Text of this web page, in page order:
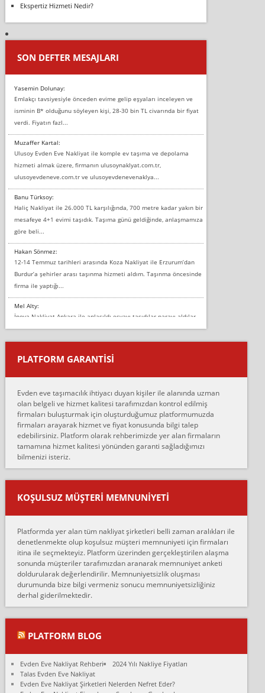
Ekspertiz Hizmeti Nedir?
SON DEFTER MESAJLARI
Yasemin Dolunay:
Emlakçı tavsiyesiyle önceden evime gelip eşyaları inceleyen ve
isminin B* olduğunu söyleyen kişi, 28-30 bin TL civarında bir fiyat
verdi. Fiyatın fazl...
Muzaffer Kartal:
Ulusoy Evden Eve Nakliyat ile komple ev taşıma ve depolama
hizmeti almak üzere, firmanın ulusoynaklyat.com.tr,
ulusoyevdeneve.com.tr ve ulusoyevdenevenaklya...
Banu Türksoy:
Haliç Nakliyat ile 26.000 TL karşılığında, 700 metre kadar yakın bir
mesafeye 4+1 evimi taşıdık. Taşıma günü geldiğinde, anlaşmamıza
göre beli...
Hakan Sönmez:
12-14 Temmuz tarihleri arasında Koza Nakliyat ile Erzurum’dan
Burdur’a şehirler arası taşınma hizmeti aldım. Taşınma öncesinde
firma ile yaptığı...
Mel Alty:
İnova Nakliyat Ankara ile anlaşıldı eşyayı taşıdılar parayı aldılar.
Salon duvarına bir baktım birisi boydan alüminyum renkli bantı
yapıştırm...
Murat:
çalıştıklarını, müş...
Ahmet:
Lüleburgaz güngünes evden eve naklyat eşyalarımı taşımak için
anlaştık sabah eve geldiklerinde de eşyalarımı düzgün şekilde
sarcaz demelerine r...
mehmet güldü:
Ankara ALİCANLAR NAKLİYAT Tutarsız ve ticari ahlak problemleri
var verdikleri fiyat teklifini arttırdılar. Sonrasında taşıma gününde
oldukça tutarsı...
Ankara Alicanlar naklyat tel 5465524025. 2600 TL'ye ankaradan
Konya ya Alicanlar naklyat la anlaştık bu şahıs evin taşınacağı gün
fiyatın mazoto gele...
Fatih kokmese:
Diyarbakır dan eşyamı getirtmek için anlaştım sözleşme yaptım.
Son anda fiyat artırdılar.. mecburiyetten tasittim.. bu kişiler ağrılı
Ali:
olduk. Asansörlü dediler sonra uraya asansör kurulmaz dediler
fark istediler. ortada asa...
Nimet:
PLATFORM GARANTİSİ
Evden eve taşımacılık ihtiyacı duyan kişiler ile alanında uzman
olan belgeli ve hizmet kalitesi tarafımızdan kontrol edilmiş
firmaları buluşturmak için oluşturduğumuz platformumuzda
firmaları arayarak hizmet ve fiyat konusunda bilgi talep
edebilirsiniz. Platform olarak rehberimizde yer alan firmaların
tamamına hizmet kalitesi yönünden garanti sağladığımızı
bilmenizi isteriz.
KOŞULSUZ MÜŞTERI MEMNUNIYETI
Platformda yer alan tüm nakliyat şirketleri belli zaman aralıkları ile
denetlenmekte olup koşulsuz müşteri memnuniyeti için firmaları
itina ile seçmekteyiz. Platform üzerinden gerçekleştirilen alaşma
sonunda müşteriler tarafımızdan aranarak memnuniyet anketi
doldurularak değerlendirilir. Memnuniyetsizlik oluşması
durumunda bize bilgi vermeniz sonucu memnuniyetsizliğiniz
derhal giderilmektedir.
PLATFORM BLOG
Evden Eve Nakliyat Rehberi
2024 Yılı Nakliye Fiyatları
Talas Evden Eve Nakliyat
Evden Eve Nakliyat Şirketleri Nelerden Nefret Eder?